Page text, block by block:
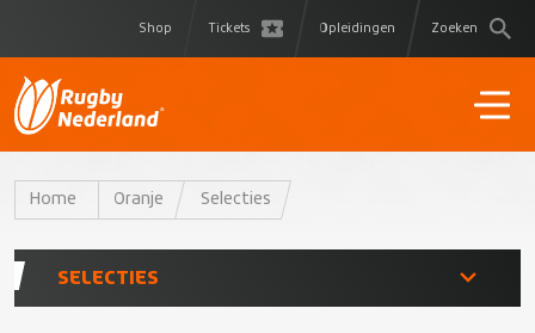
Shop Tickets Opleidingen Zoeken
Home Oranje Selecties
SELECTIES